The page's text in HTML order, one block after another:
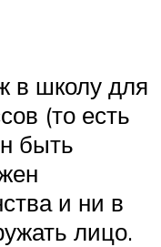
в школу для
(то есть
быть
и ни в
лицо.